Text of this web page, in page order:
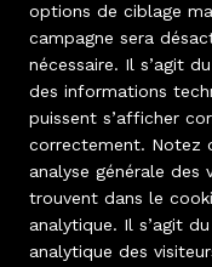
options de ciblage
campagne sera
nécessaire. Il s’agit
des informations
puissent s’afficher
correctement. Notez
analyse générale des
trouvent dans le
analytique. Il s’agit
analytique des